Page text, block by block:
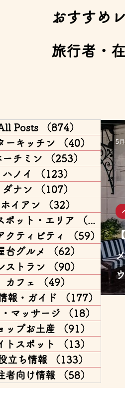
おすすめ
旅行者・
Posts （874）
874件の
ーキッチン
（40）
40件
ーチミン
（253）
253件の
ハノイ
（123）
123件の記
ダナン
（107）
107件の記
ホイアン
（32）
32件の記
ポット・エリア
（168）
クティビティ
（59） 59件
台グルメ
（62）
62件の記
ストラン
（90）
90件の記
カフェ
（49）
49件の記事
報・ガイド
（177）
177
マッサージ
（18）
ップお土産
（91）
トスポット
（13）
立ち情報
（133）
者向け情報
（58）
5